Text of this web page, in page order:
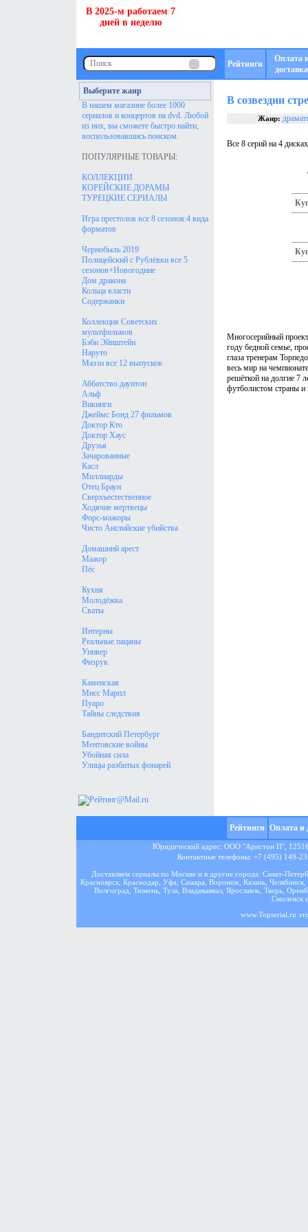
В 2025-м работаем 7
дней в неделю
Рейтинги
Оплата
доставка
Выберите жанр
В нашем магазине более 1000
сериалов и концертов на dvd. Любой
из них, вы сможете быстро найти,
воспользовавшись поиском.
ПОПУЛЯРНЫЕ ТОВАРЫ:
КОЛЛЕКЦИИ
КОРЕЙСКИЕ ДОРАМЫ
ТУРЕЦКИЕ СЕРИАЛЫ
Игра престолов все 8 сезонов:4 вида
форматов
Чернобыль 2019
Полицейский с Рублёвки все 5
сезонов+Новогодние
Дом дракона
Кольца власти
Содержанки
Коллекция Советских
мультфильмов
Бэби Эйнштейн
Наруто
Маззи все 12 выпусков
Аббатство даунтон
Альф
Викинги
Джеймс Бонд 27 фильмов
Доктор Кто
Доктор Хаус
Друзья
Зачарованные
Касл
Миллиарды
Отец Браун
Сверхъестественное
Ходячие мертвецы
Форс-мажоры
Чисто Английские убийства
Домашний арест
Мажор
Пёс
Кухня
Молодёжка
Сваты
Интерны
Реальные пацаны
Универ
Физрук
Каменская
Мисс Марпл
Пуаро
Тайны следствия
Бандитский Петербург
Ментовские войны
Убойная сила
Улицы разбитых фонарей
В созвездии
Жанр:
Все 8 серий на 4
Многосерийный
году бедной семье,
глаза тренерам
весь мир на
решёткой на долгие 7
футболистом страны
Рейтинги Оплата и
Юридический адрес: ООО "Аристон П",
Контактные телефоны: +7 (495) 149-
Доставляем сериалы по Москве и в другие города: Санкт-
Красноярск, Краснодар, Уфа, Самара, Воронеж, Казань,
Волгоград, Тюмень, Тула, Владикавказ, Ярославль, Тверь,
Смоленск
www.Topserial.ru